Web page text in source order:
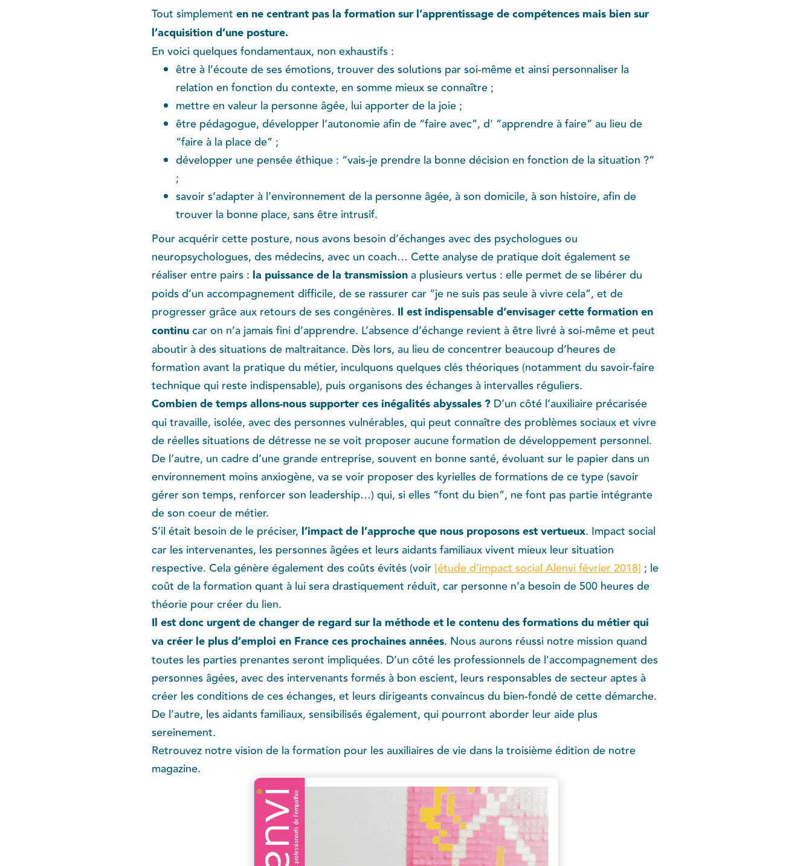
Tout simplement ​en ne centrant pas la formation sur l’apprentissage de compétences mais bien sur
l’acquisition d’une posture.
​En voici quelques fondamentaux, non exhaustifs :
être à l’écoute de ses émotions, trouver des solutions par soi-même et ainsi personnaliser la
relation en fonction du contexte, en somme mieux se connaître ;
mettre en valeur la personne âgée, lui apporter de la joie ;
être pédagogue, développer l’autonomie afin de “faire avec”, d' “apprendre à faire” au lieu de
“faire à la place de” ;
développer une pensée éthique : “vais-je prendre la bonne décision en fonction de la situation ?”
;
savoir s’adapter à l’environnement de la personne âgée, à son domicile, à son histoire, afin de
trouver la bonne place, sans être intrusif.
Pour acquérir cette posture, nous avons besoin d’échanges avec des psychologues ou
neuropsychologues, des médecins, avec un coach… Cette analyse de pratique doit également se
réaliser entre pairs : ​ la puissance de la transmission​ a plusieurs vertus : elle permet de se libérer du
poids d’un accompagnement difficile, de se rassurer car “je ne suis pas seule à vivre cela”, et de
progresser grâce aux retours de ses congénères. ​ Il est indispensable d’envisager cette formation en
continu​ car on n’a jamais fini d’apprendre. L’absence d’échange revient à être livré à soi-même et peut
aboutir à des situations de maltraitance. Dès lors, au lieu de concentrer beaucoup d’heures de
formation avant la pratique du métier, inculquons quelques clés théoriques (notamment du savoir-faire
technique qui reste indispensable), puis organisons des échanges à intervalles réguliers.
Combien de temps allons-nous supporter ces inégalités abyssales ? ​D’un côté l’auxiliaire précarisée
qui travaille, isolée, avec des personnes vulnérables, qui peut connaître des problèmes sociaux et vivre
de réelles situations de détresse ne se voit proposer aucune formation de développement personnel.
De l’autre, un cadre d’une grande entreprise, souvent en bonne santé, évoluant sur le papier dans un
environnement moins anxiogène, va se voir proposer des kyrielles de formations de ce type (savoir
gérer son temps, renforcer son leadership…) qui, si elles “font du bien”, ne font pas partie intégrante
de son coeur de métier.
S’il était besoin de le préciser, ​ l’impact de l’approche que nous proposons est vertueux​. Impact social
car les intervenantes, les personnes âgées et leurs aidants familiaux vivent mieux leur situation
respective. Cela génère également des coûts évités (voir [étude d’impact social Alenvi février 2018] ; le
coût de la formation quant à lui sera drastiquement réduit, car personne n’a besoin de 500 heures de
théorie pour créer du lien.
Il est donc urgent de changer de regard sur la méthode et le contenu des formations du métier qui
va créer le plus d’emploi en France ces prochaines années​. Nous aurons réussi notre mission quand
toutes les parties prenantes seront impliquées. D’un côté les professionnels de l'accompagnement des
personnes âgées, avec des intervenants formés à bon escient, leurs responsables de secteur aptes à
créer les conditions de ces échanges, et leurs dirigeants convaincus du bien-fondé de cette démarche.
De l’autre, les aidants familiaux, sensibilisés également, qui pourront aborder leur aide plus
sereinement.
Retrouvez notre vision de la formation pour les auxiliaires de vie dans la troisième édition de notre
magazine.